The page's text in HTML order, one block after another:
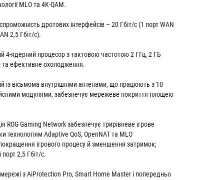
MLO та 4K-QAM.
дротових інтерфейсів – 20 Гбіт/с (1 порт WAN
2,5 Гбіт/с).
4-ядерний процесор з тактовою частотою 2 ГГц, 2 ГБ
та ефективне охолодження.
із вісьмома внутрішніми антенами, що працюють з 10
модулями, забезпечує мережеве покриття площею
ROG Gaming Network забезпечує трирівневе ігрове
технологіям Adaptive QoS, OpenNAT та MLO
ігрового процесу й зменшення затримок;
порт 2,5 Гбіт/с.
з AiProtection Pro, Smart Home Master і попередньо